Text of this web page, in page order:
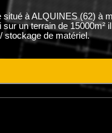
situé à ALQUINES (62) à
un terrain de 15000m² il
stockage de matériel.